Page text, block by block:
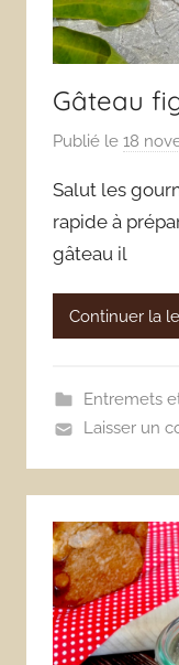
Gâteau
Publié le 18
Salut les
rapide à
gâteau il
Continuer la
Entremets
Laisser un